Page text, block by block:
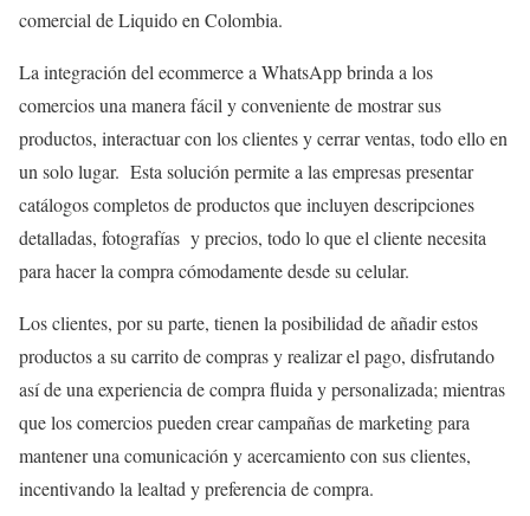
comercial de Liquido en Colombia.
La integración del ecommerce a WhatsApp brinda a los
comercios una manera fácil y conveniente de mostrar sus
productos, interactuar con los clientes y cerrar ventas, todo ello en
un solo lugar. Esta solución permite a las empresas presentar
catálogos completos de productos que incluyen descripciones
detalladas, fotografías y precios, todo lo que el cliente necesita
para hacer la compra cómodamente desde su celular.
Los clientes, por su parte, tienen la posibilidad de añadir estos
productos a su carrito de compras y realizar el pago, disfrutando
así de una experiencia de compra fluida y personalizada; mientras
que los comercios pueden crear campañas de marketing para
mantener una comunicación y acercamiento con sus clientes,
incentivando la lealtad y preferencia de compra.